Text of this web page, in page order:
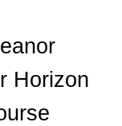
Horizon